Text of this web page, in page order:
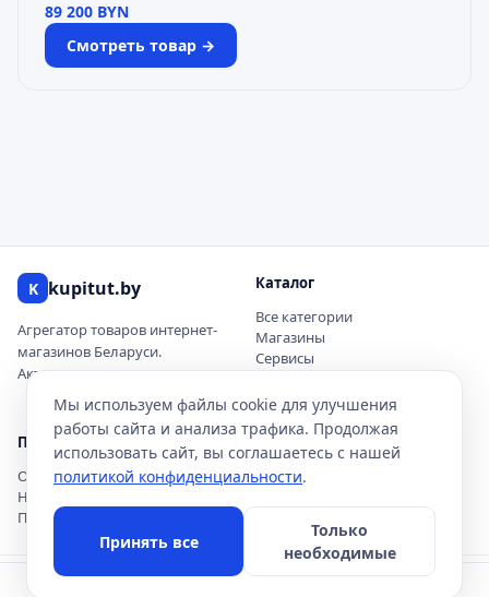
89 200 BYN
Смотреть товар →
K kupitut.by
Агрегатор товаров интернет-
магазинов Беларуси.
Актуальные цены и наличие.
Каталог
Все категории
Магазины
Сервисы
Новинки
Покупателю
Обзоры товаров
Новости акций
Помощь
О проекте
О нас
© 2026 kupitut.by — агрегатор товаров Беларуси
Мы используем файлы cookie для улучшения
работы сайта и анализа трафика. Продолжая
использовать сайт, вы соглашаетесь с нашей
политикой конфиденциальности.
Принять все
Только
необходимые